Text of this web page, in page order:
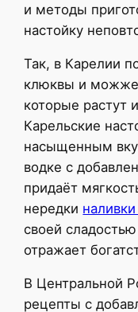
и методы
настойку
Так, в Карелии
клюквы и
которые растут
Карельские
насыщенным
водке с
придаёт
нередки
своей
отражает
В Центральной
рецепты с